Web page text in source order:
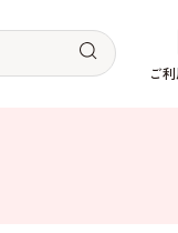
ご